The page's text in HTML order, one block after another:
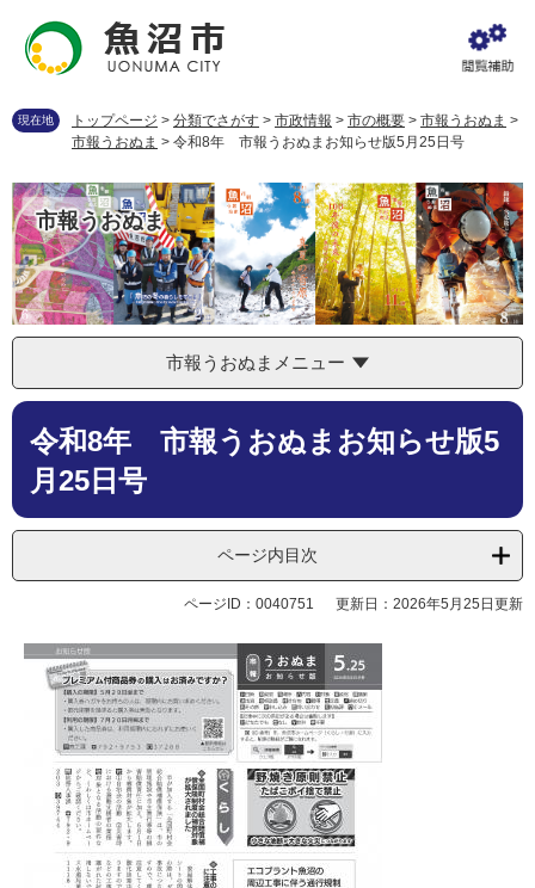
先
す
。
を
し
て
本
文
へ
現在地 トップページ > 分類でさがす > 市政情報 > 市の概要 > 市報うおぬま >
市報うおぬま > 令和8年 市報うおぬまお知らせ版5月25日号
市報うおぬま
市報うおぬまメニュー
本
令和8年 市報うおぬまお知らせ版5
月25日号
ページ内目次
ページID：0040751 更新日：2026年5月25日更新